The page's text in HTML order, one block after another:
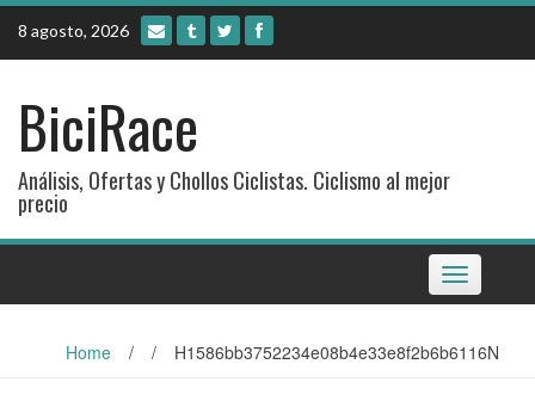
Skip
content
8 agosto, 2026
BiciRace
Análisis, Ofertas y Chollos Ciclistas. Ciclismo al mejor
precio
Toggle
navigation
Home / / H1586bb3752234e08b4e33e8f2b6b6116N